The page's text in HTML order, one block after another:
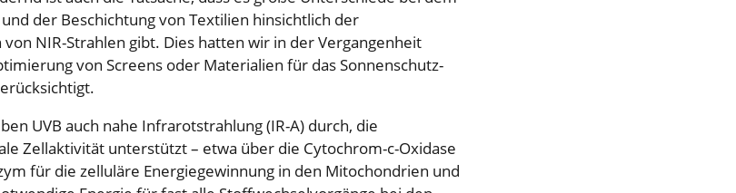
der Beschichtung von Textilien hinsichtlich der
NIR-Strahlen gibt. Dies hatten wir in der Vergangenheit
von Screens oder Materialien für das Sonnenschutz-
UVB auch nahe Infrarotstrahlung (IR-A) durch, die
Zellaktivität unterstützt – etwa über die Cytochrom-c-Oxidase
für die zelluläre Energiegewinnung in den Mitochondrien und